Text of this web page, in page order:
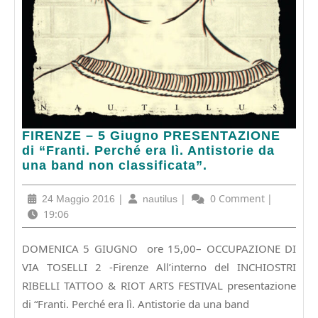
FIRENZE – 5 Giugno PRESENTAZIONE
di “Franti. Perché era lì. Antistorie da
una band non classificata”.
FIRENZE
–
5
PRESENTAZIONE
di
“Franti.
era
lì.
Antistorie
da
24 Maggio 2016 24
2016
| nautilus nautilus
| 0 Comment |
19:06
DOMENICA 5 GIUGNO ore 15,00– OCCUPAZIONE DI
VIA TOSELLI 2 -Firenze All’interno del INCHIOSTRI
RIBELLI TATTOO & RIOT ARTS FESTIVAL presentazione
di “Franti. Perché era lì. Antistorie da una band